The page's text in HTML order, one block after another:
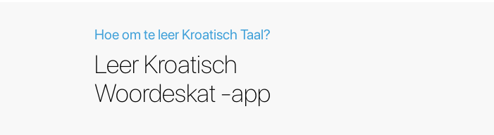
Hoe om te leer Kroatisch Taal?
Leer Kroatisch
Woordeskat -app